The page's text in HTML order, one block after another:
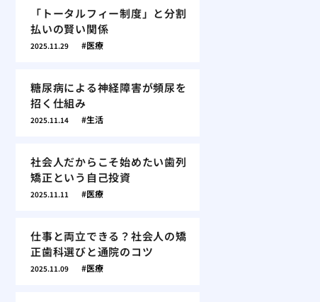
「トータルフィー制度」と分割
払いの賢い関係
2025.11.29 医療
糖尿病による神経障害が頻尿を
招く仕組み
2025.11.14 生活
社会人だからこそ始めたい歯列
矯正という自己投資
2025.11.11 医療
仕事と両立できる？社会人の矯
正歯科選びと通院のコツ
2025.11.09 医療